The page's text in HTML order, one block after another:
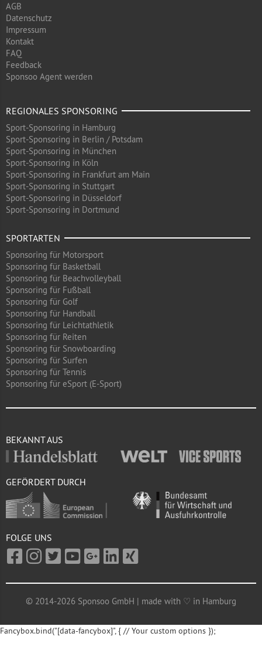
AGB
Datenschutz
Impressum
Kontakt
FAQ
Feedback
Sponsoo Agent werden
REGIONALES SPONSORING
Sport-Sponsoring in Hamburg
Sport-Sponsoring in Berlin / Potsdam
Sport-Sponsoring in München
Sport-Sponsoring in Köln
Sport-Sponsoring in Frankfurt am Main
Sport-Sponsoring in Stuttgart
Sport-Sponsoring in Düsseldorf
Sport-Sponsoring in Dortmund
SPORTARTEN
Sponsoring für Motorsport
Sponsoring für Basketball
Sponsoring für Beachvolleyball
Sponsoring für Fußball
Sponsoring für Golf
Sponsoring für Handball
Sponsoring für Leichtathletik
Sponsoring für Reiten
Sponsoring für Snowboarding
Sponsoring für Surfen
Sponsoring für Tennis
Sponsoring für eSport (E-Sport)
BEKANNT AUS
GEFÖRDERT DURCH
FOLGE UNS
© 2014-2026 Sponsoo GmbH | made with ♡ in Hamburg
Fancybox.bind("[data-fancybox]", { // Your custom options });